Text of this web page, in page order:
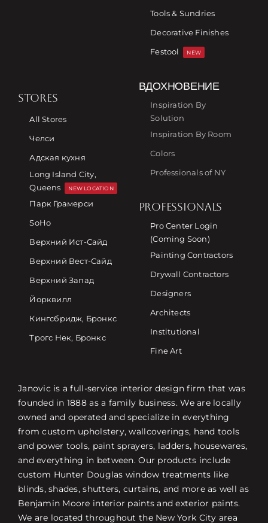
Tools & Sundries
Decorative Finishes
Festool
NEW
STORES
All Stores
Челси
Адская кухня
Long Island City,
Queens
NEW LOCATION
Парк Грамерси
SoHo
Верхний Ист-Сайд
Верхний Вест-Сайд
Верхний Запад
Йорквилл
Кингсбридж, Бронкс
Трогс Нек, Бронкс
ВДОХНОВЕНИЕ
Inspiration By
Solution
Inspiration By Room
Colors
Professionals of NY
PROFESSIONALS
Pro Center Login
(Coming Soon)
Painting Contractors
Drywall Contractors
Designers
Architects
Institutional
Fine Art
Janovic is a full-service interior design firm that was
founded in 1888 as a family business. We are locally
owned and operated and specialize in everything
from custom upholstery, wallcoverings, hand tools
and power tools, paint sprayers, ladders, housewares,
and everything in between. Our products include
custom Hunter Douglas window treatments like
blinds, shades, shutters, curtains, and more as well as
Benjamin Moore interior paints and exterior paints.
We are located throughout the New York City area